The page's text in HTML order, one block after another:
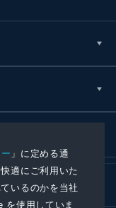
」に定める通
適にご利用いた
いるのかを当社
を使用していま